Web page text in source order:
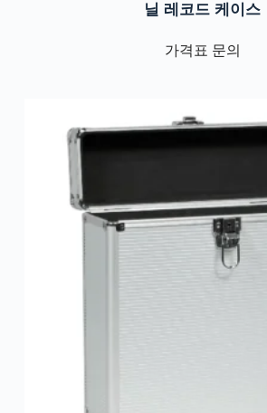
닐 레코드 케이스
가격표 문의